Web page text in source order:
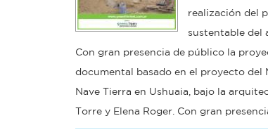
realización del
sustentable del
Con gran presencia de público la
documental basado en el proyecto
Nave Tierra en Ushuaia, bajo la
Torre y Elena Roger. Con gran